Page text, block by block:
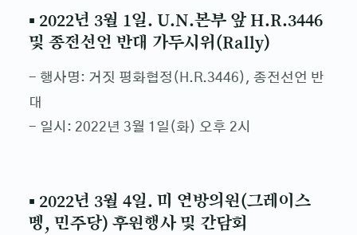
▪ 2022년 3월 1일. U.N.본부 앞 H.R.3446
및 종전선언 반대 가두시위(Rally)
- 행사명: 거짓 평화협정(H.R.3446), 종전선언 반
대
- 일시: 2022년 3월 1일(화) 오후 2시
▪ 2022년 3월 4일. 미 연방의원(그레이스
멩, 민주당) 후원행사 및 간담회